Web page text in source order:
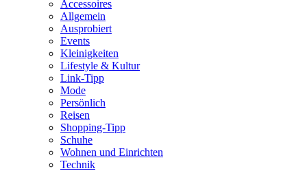
Accessoires
Allgemein
Ausprobiert
Events
Kleinigkeiten
Lifestyle & Kultur
Link-Tipp
Mode
Persönlich
Reisen
Shopping-Tipp
Schuhe
Wohnen und Einrichten
Technik